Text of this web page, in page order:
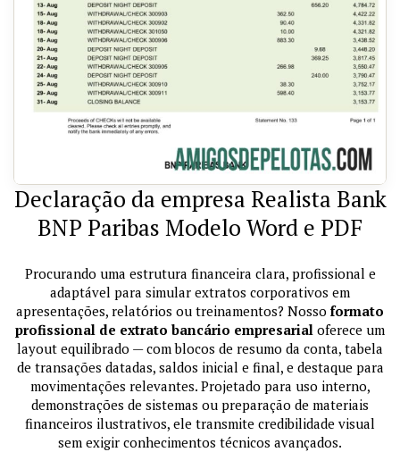
Declaração da empresa Realista Bank
BNP Paribas Modelo Word e PDF
Procurando uma estrutura financeira clara, profissional e
adaptável para simular extratos corporativos em
apresentações, relatórios ou treinamentos? Nosso formato
profissional de extrato bancário empresarial oferece um
layout equilibrado — com blocos de resumo da conta, tabela
de transações datadas, saldos inicial e final, e destaque para
movimentações relevantes. Projetado para uso interno,
demonstrações de sistemas ou preparação de materiais
financeiros ilustrativos, ele transmite credibilidade visual
sem exigir conhecimentos técnicos avançados.